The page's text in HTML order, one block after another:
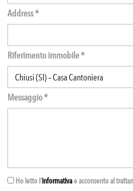
Address *
Riferimento immobile *
Messaggio *
Ho letto l'informativae acconsento al